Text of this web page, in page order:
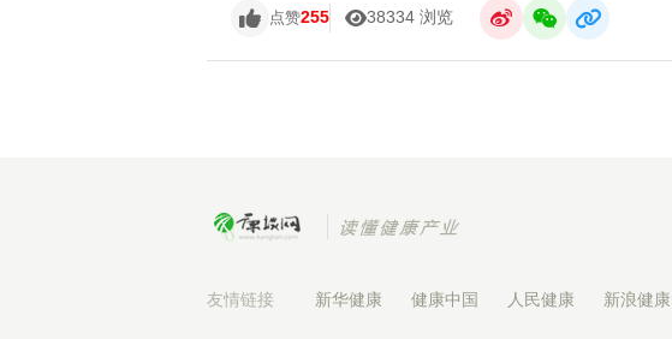
点赞255 38334 浏览
友情链接 新华健康 健康中国 人民健康 新浪健康